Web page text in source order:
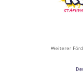
Weiterer